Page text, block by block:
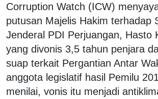
Corruption Watch (ICW)
putusan Majelis Hakim terhadap
Jenderal PDI Perjuangan, Hasto
yang divonis 3,5 tahun penjara
suap terkait Pergantian Antar
anggota legislatif hasil Pemilu
menilai, vonis itu menjadi